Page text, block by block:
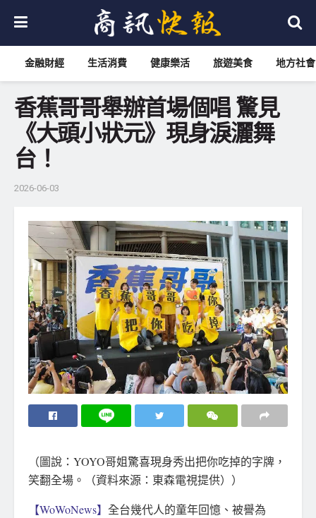
金融財經 生活消費 健康樂活 旅遊美食 地方社會
香蕉哥哥舉辦首場個唱 驚見
《大頭小狀元》現身淚灑舞
台！
2026-06-03
（圖說：YOYO哥姐驚喜現身秀出把你吃掉的字牌，
笑翻全場。（資料來源：東森電視提供））
【WoWoNews】 全台幾代人的童年回憶、被譽為